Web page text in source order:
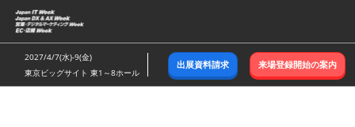
ス
キ
ッ
し
2027/4/7(水)-9(金)
東京ビッグサイト 東1～8ホール
出展資料請求 来場登録開始の案内